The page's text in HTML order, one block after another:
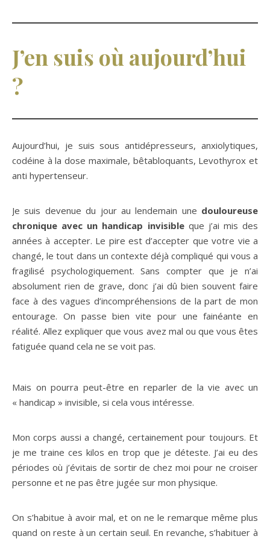
J’en suis où aujourd’hui
?
Aujourd’hui, je suis sous antidépresseurs, anxiolytiques,
codéine à la dose maximale, bêtabloquants, Levothyrox et
anti hypertenseur.
Je suis devenue du jour au lendemain une douloureuse
chronique avec un handicap invisibleque j’ai mis des
années à accepter. Le pire est d’accepter que votre vie a
changé, le tout dans un contexte déjà compliqué qui vous a
fragilisé psychologiquement. Sans compter que je n’ai
absolument rien de grave, donc j’ai dû bien souvent faire
face à des vagues d’incompréhensions de la part de mon
entourage. On passe bien vite pour une fainéante en
réalité. Allez expliquer que vous avez mal ou que vous êtes
fatiguée quand cela ne se voit pas.
Mais on pourra peut-être en reparler de la vie avec un
« handicap » invisible, si cela vous intéresse.
Mon corps aussi a changé, certainement pour toujours. Et
je me traine ces kilos en trop que je déteste. J’ai eu des
périodes où j’évitais de sortir de chez moi pour ne croiser
personne et ne pas être jugée sur mon physique.
On s’habitue à avoir mal, et on ne le remarque même plus
quand on reste à un certain seuil. En revanche, s’habituer à